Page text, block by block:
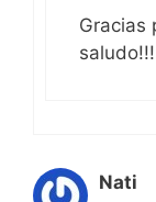
Gracias
saludo!!!
Nati